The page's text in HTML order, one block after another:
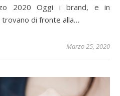
2020 Oggi i brand, e in
di fronte alla…
Marzo 25, 2020